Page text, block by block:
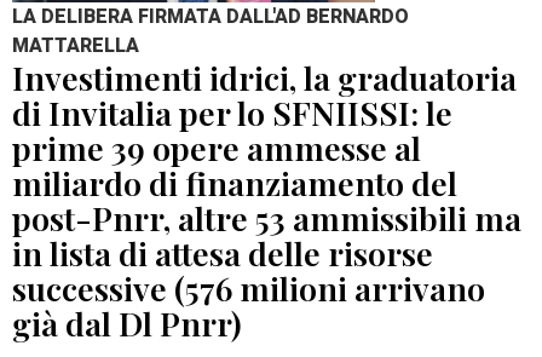
LA DELIBERA FIRMATA DALL'AD BERNARDO
MATTARELLA
Investimenti idrici, la graduatoria
di Invitalia per lo SFNIISSI: le
prime 39 opere ammesse al
miliardo di finanziamento del
post-Pnrr, altre 53 ammissibili ma
in lista di attesa delle risorse
successive (576 milioni arrivano
già dal Dl Pnrr)